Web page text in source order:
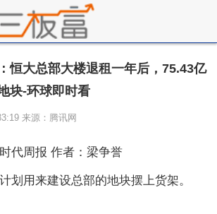
恒大总部大楼退租一年后，75.43亿
块-环球即时看
来源：腾讯网
代周报 作者：梁争誉
划用来建设总部的地块摆上货架。